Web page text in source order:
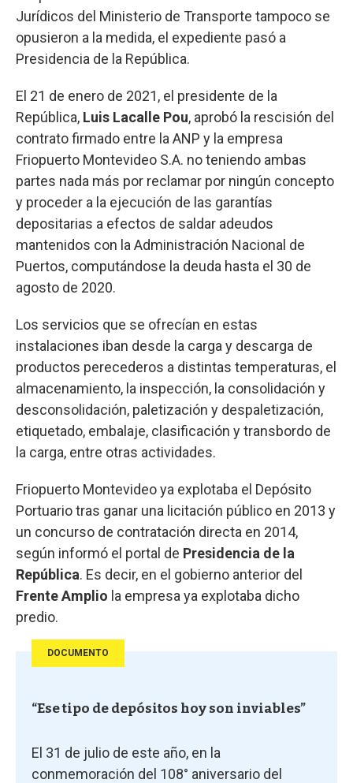
Jurídicos del Ministerio de Transporte tampoco se
opusieron a la medida, el expediente pasó a
Presidencia de la República.
El 21 de enero de 2021, el presidente de la
República, Luis Lacalle Pou, aprobó la rescisión del
contrato firmado entre la ANP y la empresa
Friopuerto Montevideo S.A. no teniendo ambas
partes nada más por reclamar por ningún concepto
y proceder a la ejecución de las garantías
depositarias a efectos de saldar adeudos
mantenidos con la Administración Nacional de
Puertos, computándose la deuda hasta el 30 de
agosto de 2020.
Los servicios que se ofrecían en estas
instalaciones iban desde la carga y descarga de
productos perecederos a distintas temperaturas, el
almacenamiento, la inspección, la consolidación y
desconsolidación, paletización y despaletización,
etiquetado, embalaje, clasificación y transbordo de
la carga, entre otras actividades.
Friopuerto Montevideo ya explotaba el Depósito
Portuario tras ganar una licitación público en 2013 y
un concurso de contratación directa en 2014,
según informó el portal de Presidencia de la
República. Es decir, en el gobierno anterior del
Frente Amplio la empresa ya explotaba dicho
predio.
DOCUMENTO
“Ese tipo de depósitos hoy son inviables”
El 31 de julio de este año, en la
conmemoración del 108° aniversario del